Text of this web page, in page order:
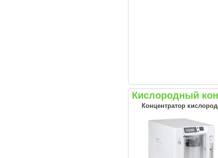
Кислородный
Концентратор